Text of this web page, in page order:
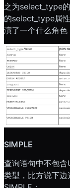
之为select_type
的select_type属
演了一个什么角色
SIMPLE
查询语句中不包
类型，比方说下